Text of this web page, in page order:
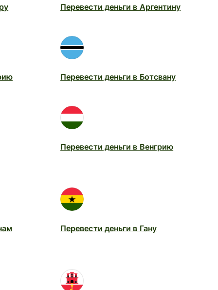
Перевести деньги в Аргентину
Перевести деньги в Ботсвану
Перевести деньги в Венгрию
Перевести деньги в Гану